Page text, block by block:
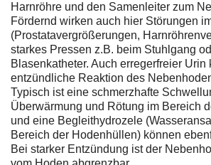
Harnröhre und den Samenleiter zum
Fördernd wirken auch hier Störungen
(Prostatavergrößerungen,
starkes Pressen z.B. beim Stuhlgang
Blasenkatheter. Auch erregerfreier Urin
entzündliche Reaktion des
Typisch ist eine schmerzhafte
Überwärmung und Rötung im Bereich
und eine Begleithydrozele
Bereich der Hodenhüllen) können
Bei starker Entzündung ist der